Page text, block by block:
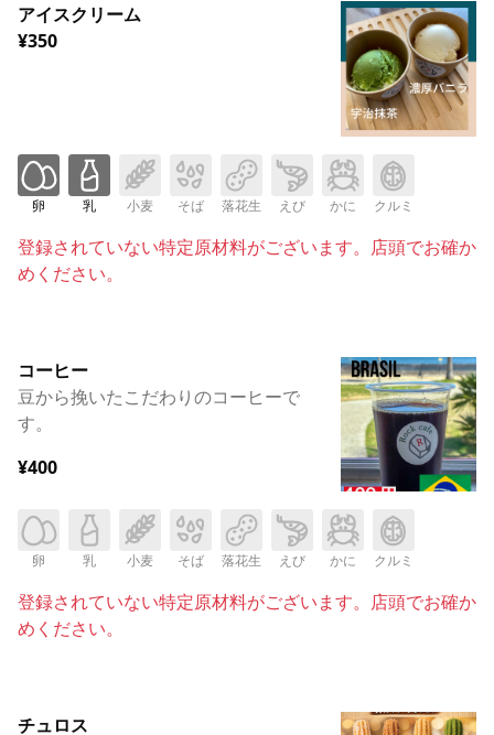
アイスクリーム
¥350
卵 乳 小麦 そば 落花生 えび かに クルミ
登録されていない特定原材料がございます。店頭でお確か
めください。
コーヒー
豆から挽いたこだわりのコーヒーで
す。
¥400
卵 乳 小麦 そば 落花生 えび かに クルミ
登録されていない特定原材料がございます。店頭でお確か
めください。
チュロス